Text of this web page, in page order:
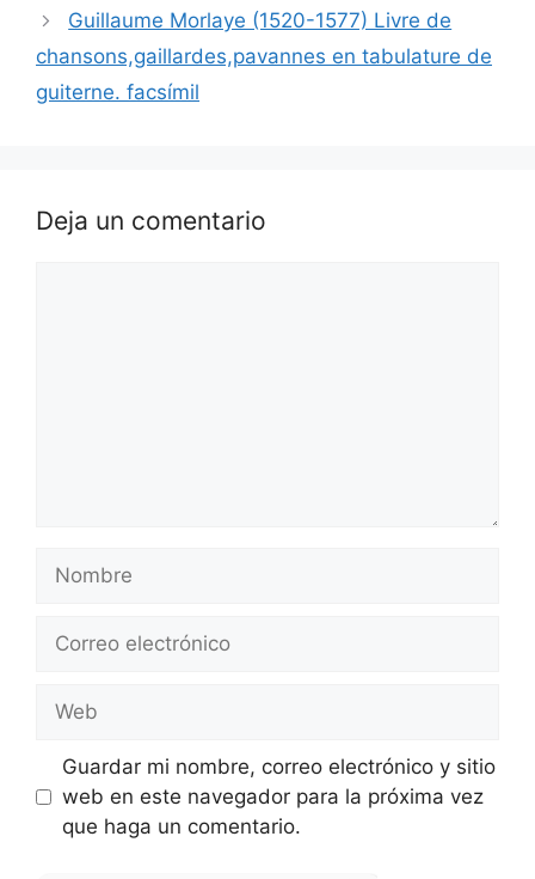
Guillaume Morlaye (1520-1577) Livre de
chansons,gaillardes,pavannes en tabulature de
guiterne. facsímil
Deja un comentario
Nombre
Correo
Web
Guardar mi nombre, correo electrónico y sitio
web en este navegador para la próxima vez
que haga un comentario.